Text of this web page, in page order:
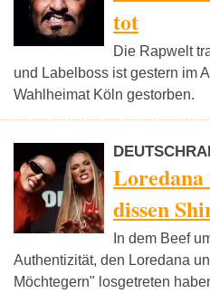
tot
Die Rapwelt
und Labelboss ist gestern im
Wahlheimat Köln gestorben.
Loredana
dissen
In dem Beef
Authentizität, den Loredana
Möchtegern" losgetreten